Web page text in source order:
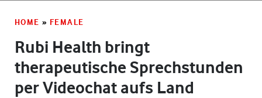
HOME » FEMALE
Rubi Health bringt
therapeutische Sprechstunden
per Videochat aufs Land